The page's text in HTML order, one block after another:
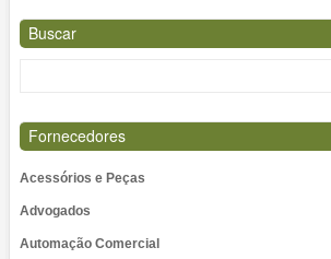
Buscar
Fornecedores
Acessórios e Peças
Advogados
Automação Comercial